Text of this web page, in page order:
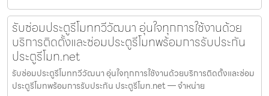
รับซ่อมประตูรีโมททวีวัฒนา อุ่นใจทุกการใช้งานด้วย
บริการติดตั้งและซ่อมประตูรีโมทพร้อมการรับประกัน
ประตูรีโมท.net
รับซ่อมประตูรีโมททวีวัฒนา อุ่นใจทุกการใช้งานด้วยบริการติดตั้งและซ่อม
ประตูรีโมทพร้อมการรับประกัน ประตูรีโมท.net — จำหน่าย